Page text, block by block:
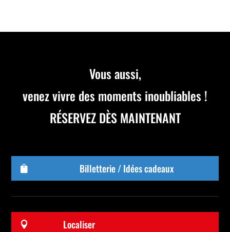
Vous aussi,
venez vivre des moments inoubliables !
RÉSERVEZ DÈS MAINTENANT
 Billetterie / Idées cadeaux
 Localiser